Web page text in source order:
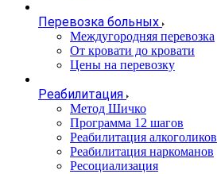
Перевозка больных
Междугородняя перевозка
От кровати до кровати
Цены на перевозку
Реабилитация
Метод Шичко
Программа 12 шагов
Реабилитация алкоголиков
Реабилитация наркоманов
Ресоциализация